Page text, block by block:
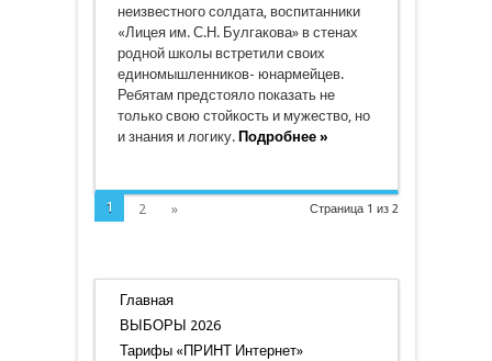
неизвестного солдата, воспитанники
«Лицея им. С.Н. Булгакова» в стенах
родной школы встретили своих
единомышленников- юнармейцев.
Ребятам предстояло показать не
только свою стойкость и мужество, но
и знания и логику. Подробнее »
Страница 1 из 2
1 2 »
Главная
ВЫБОРЫ 2026
Тарифы «ПРИНТ Интернет»